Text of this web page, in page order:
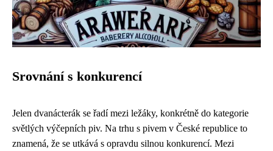
Srovnání s konkurencí
Jelen dvanácterák se řadí mezi ležáky, konkrétně do kategorie
světlých výčepních piv. Na trhu s pivem v České republice to
znamená, že se utkává s opravdu silnou konkurencí. Mezi